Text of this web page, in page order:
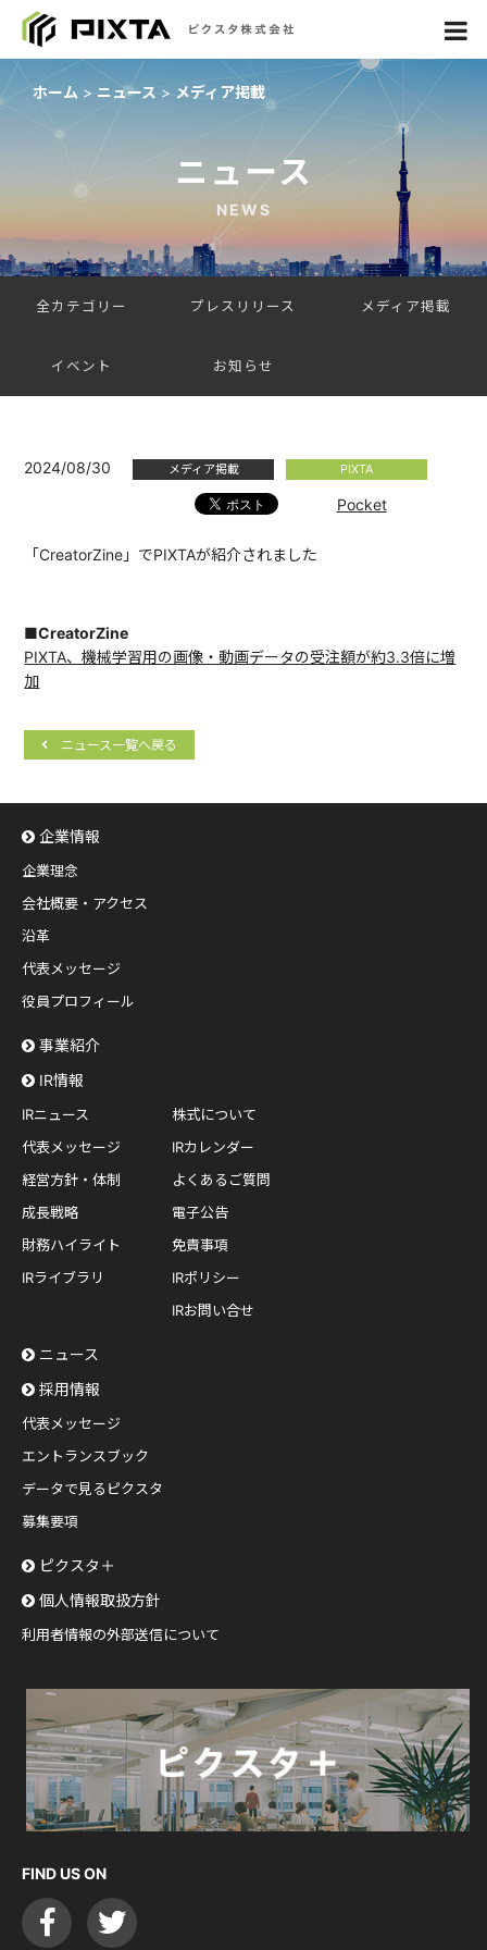
ホーム ニュース メディア掲載
ニュース
NEWS
全カテゴリー プレスリリース メディア掲載
イベント お知らせ
2024/08/30 メディア掲載 PIXTA
Pocket
「CreatorZine」でPIXTAが紹介されました
■CreatorZine
PIXTA、機械学習用の画像・動画データの受注額が約3.3倍に増
加
ニュース一覧へ戻る
企業情報
企業理念
会社概要・アクセス
沿革
代表メッセージ
役員プロフィール
事業紹介
IR情報
IRニュース
代表メッセージ
経営方針・体制
成長戦略
財務ハイライト
IRライブラリ
株式について
IRカレンダー
よくあるご質問
電子公告
免責事項
IRポリシー
IRお問い合せ
ニュース
採用情報
代表メッセージ
エントランスブック
データで見るピクスタ
募集要項
ピクスタ＋
個人情報取扱方針
利用者情報の外部送信について
FIND US ON